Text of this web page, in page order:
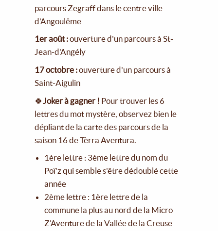
parcours Zegraff dans le centre ville
d'Angoulême
1er août :ouverture d'un parcours à St-
Jean-d'Angély
17 octobre :ouverture d'un parcours à
Saint-Aigulin
🍀 Joker à gagner ! Pour trouver les 6
lettres du mot mystère, observez bien le
dépliant de la carte des parcours de la
saison 16 de Tèrra Aventura.
1ère lettre : 3ème lettre du nom du
Poï'z qui semble s'être dédoublé cette
année
2ème lettre : 1ère lettre de la
commune la plus au nord de la Micro
Z'Aventure de la Vallée de la Creuse